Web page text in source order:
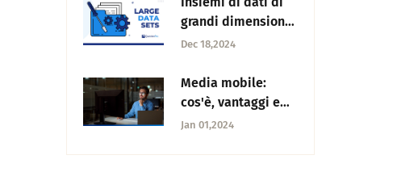
grandi dimensioni:
Definizione,
soluzioni
Dec 18,2024
Media mobile:
cos'è, vantaggi e
usi comuni
Jan 01,2024